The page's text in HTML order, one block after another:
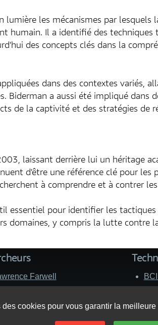
lumière les mécanismes par
humain. Il a identifié des
des concepts clés dans la
dans des contextes variés,
Biderman a aussi été impliqué dans
de la captivité et des stratégies de
laissant derrière lui un héritage
d'être une référence clé pour
à comprendre et à contrer
essentiel pour identifier les
domaines, y compris la lutte contre
des cookies pour vous garantir la
Farwell
Allan H. Frey